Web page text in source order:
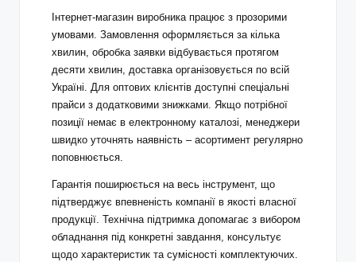
Інтернет-магазин виробника працює з прозорими
умовами. Замовлення оформляється за кілька
хвилин, обробка заявки відбувається протягом
десяти хвилин, доставка організовується по всій
Україні. Для оптових клієнтів доступні спеціальні
прайси з додатковими знижками. Якщо потрібної
позиції немає в електронному каталозі, менеджери
швидко уточнять наявність – асортимент регулярно
поповнюється.
Гарантія поширюється на весь інструмент, що
підтверджує впевненість компанії в якості власної
продукції. Технічна підтримка допомагає з вибором
обладнання під конкретні завдання, консультує
щодо характеристик та сумісності комплектуючих.